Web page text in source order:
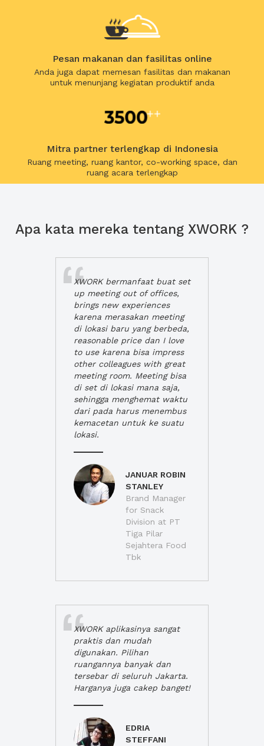
Pesan makanan dan fasilitas online
Anda juga dapat memesan fasilitas dan makanan
untuk menunjang kegiatan produktif anda
Mitra partner terlengkap di Indonesia
Ruang meeting, ruang kantor, co-working space, dan
ruang acara terlengkap
Apa kata mereka tentang XWORK ?
XWORK bermanfaat buat set
up meeting out of offices,
brings new experiences
karena merasakan meeting
di lokasi baru yang berbeda,
reasonable price dan I love
to use karena bisa impress
other colleagues with great
meeting room. Meeting bisa
di set di lokasi mana saja,
sehingga menghemat waktu
dari pada harus menembus
kemacetan untuk ke suatu
lokasi.
JANUAR ROBIN
STANLEY
Brand Manager
for Snack
Division at PT
Tiga Pilar
Sejahtera Food
Tbk
XWORK aplikasinya sangat
praktis dan mudah
digunakan. Pilihan
ruangannya banyak dan
tersebar di seluruh Jakarta.
Harganya juga cakep banget!
EDRIA
STEFFANI